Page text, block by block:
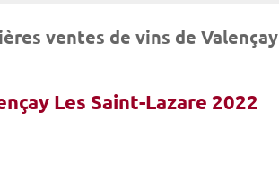
ventes de vins de Valençay
Les Saint-Lazare 2022